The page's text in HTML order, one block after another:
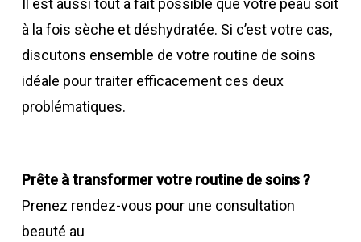
Il est aussi tout à fait possible que votre peau soit
à la fois sèche et déshydratée. Si c’est votre cas,
discutons ensemble de votre routine de soins
idéale pour traiter efficacement ces deux
problématiques.
Prête à transformer votre routine de soins ?
Prenez rendez-vous pour une consultation
beauté au